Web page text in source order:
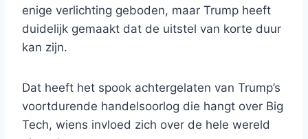
enige verlichting geboden, maar Trump heeft
duidelijk gemaakt dat de uitstel van korte duur
kan zijn.
Dat heeft het spook achtergelaten van Trump’s
voortdurende handelsoorlog die hangt over Big
Tech, wiens invloed zich over de hele wereld